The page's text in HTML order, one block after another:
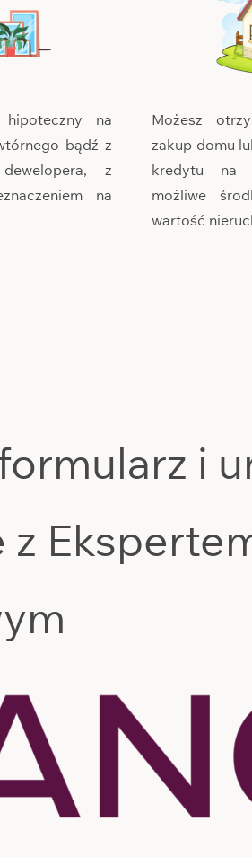
na
bądź z
z
na
Możesz
zakup domu
kredytu na
możliwe
wartość
i